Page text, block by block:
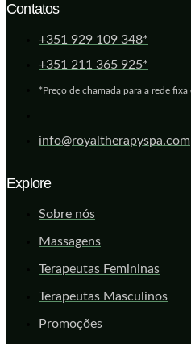
Contatos
+351 929 109 348*
+351 211 365 925*
*Preço de chamada para a rede fixa
info@royaltherapyspa.com
Explore
Sobre nós
Massagens
Terapeutas Femininas
Terapeutas Masculinos
Promoções